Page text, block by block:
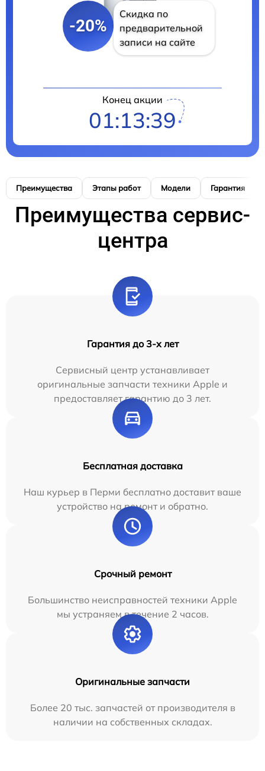
-20%
Скидка по
предварительной
записи на сайте
Конец акции
01:13:38
Преимущества Этапы работ Модели Гарантия
Преимущества сервис-
центра
Гарантия до 3-х лет
Сервисный центр устанавливает
оригинальные запчасти техники Apple и
предоставляет гарантию до 3 лет.
Бесплатная доставка
Наш курьер в Перми бесплатно доставит ваше
устройство на ремонт и обратно.
Срочный ремонт
Большинство неисправностей техники Apple
мы устраняем в течение 2 часов.
Оригинальные запчасти
Более 20 тыс. запчастей от производителя в
наличии на собственных складах.